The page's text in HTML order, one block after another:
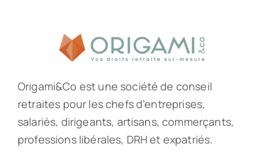
Origami&Co est une société de conseil
retraites pour les chefs d’entreprises,
salariés, dirigeants, artisans, commerçants,
professions libérales, DRH et expatriés.